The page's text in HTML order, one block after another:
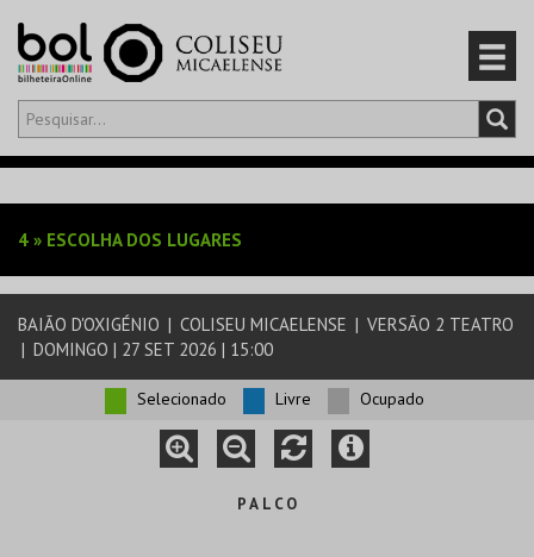
Olá,iniciar sessão
EVENTOS
CARTÕES
4 » ESCOLHA DOS LUGARES
BAIÃO D'OXIGÉNIO | COLISEU MICAELENSE | VERSÃO 2 TEATRO
| DOMINGO | 27 SET 2026 | 15:00
Selecionado Livre Ocupado
P A L C O